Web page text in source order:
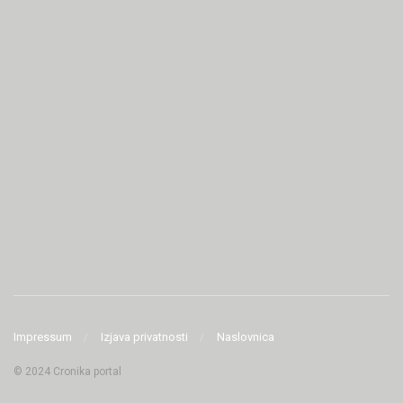
Impressum Izjava privatnosti Naslovnica
© 2024 Cronika portal